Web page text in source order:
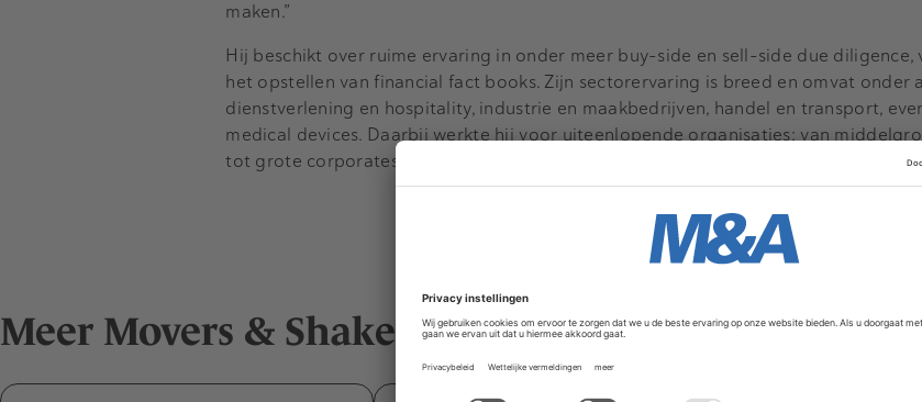
maken.”
Hij beschikt over ruime ervaring in onder meer buy-side en sell-side due diligence,
het opstellen van financial fact books. Zijn sectorervaring is breed en omvat onder
dienstverlening en hospitality, industrie en maakbedrijven, handel en transport,
medical devices. Daarbij werkte hij voor uiteenlopende organisaties: van
tot grote corporates
Meer Movers & Shakers